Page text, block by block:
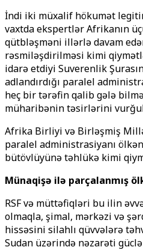
İndi iki müxalif hökumət
vaxtda ekspertlər Afrikanın
qütbləşməni illərlə davam
rəsmiləşdirilməsi kimi
idarə etdiyi Suverenlik
adlandırdığı paralel
heç bir tərəfin qalib gələ
müharibənin təsirlərini
Afrika Birliyi və Birləşmiş
paralel administrasiyanı
bütövlüyünə təhlükə kimi
Münaqişə ilə parçalanmış
RSF və müttəfiqləri bu ilin
olmaqla, şimal, mərkəzi və
hissəsini silahlı qüvvələrə
Sudan üzərində nəzarəti